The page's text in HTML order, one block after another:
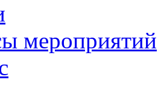
мероприятий